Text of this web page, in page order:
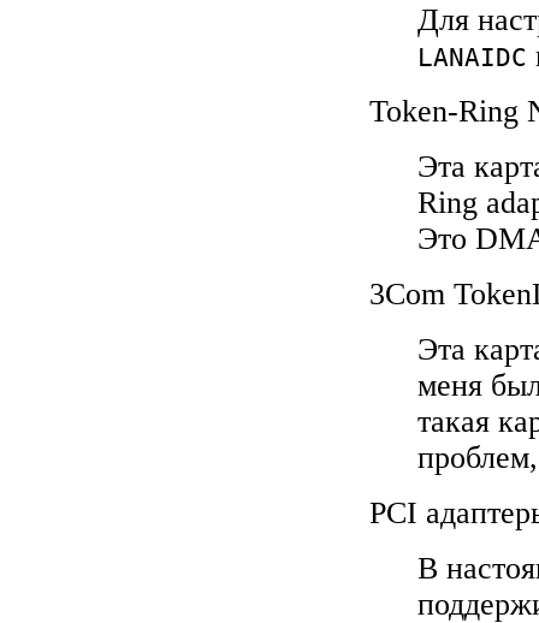
Для
LANAIDC
Token-Ring
Эта
Ring
Это
3Com
Эта
меня
такая
PCI
В